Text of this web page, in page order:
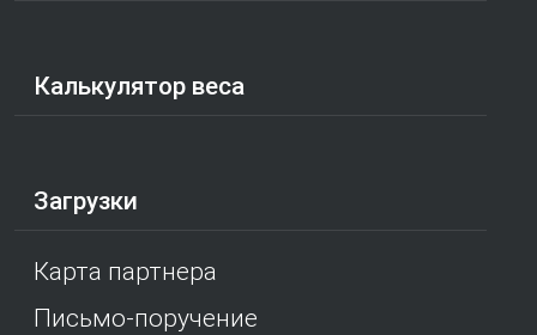
Калькулятор веса
Загрузки
Карта партнера
Письмо-поручение